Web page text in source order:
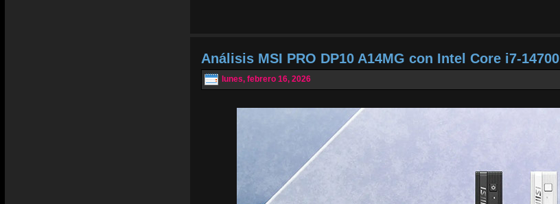
Análisis MSI PRO DP10 A14MG con Intel Core i7-14700
lunes, febrero 16, 2026